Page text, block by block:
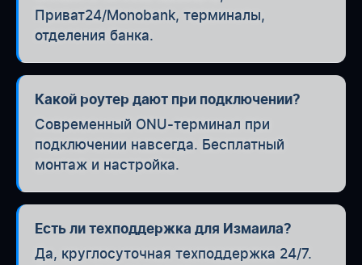
Приват24/Monobank, терминалы,
отделения банка.
Какой роутер дают при подключении?
Современный ONU-терминал при
подключении навсегда. Бесплатный
монтаж и настройка.
Есть ли техподдержка для Измаила?
Да, круглосуточная техподдержка 24/7.